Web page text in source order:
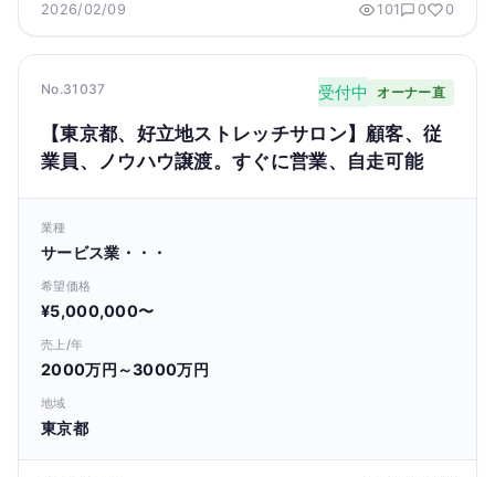
2026/02/09 101 0 0
No.31037 受付中 オーナー直
【東京都、好立地ストレッチサロン】顧客、従
業員、ノウハウ譲渡。すぐに営業、自走可能
業種
サービス業・・・
希望価格
¥5,000,000〜
売上/年
2000万円～3000万円
地域
東京都